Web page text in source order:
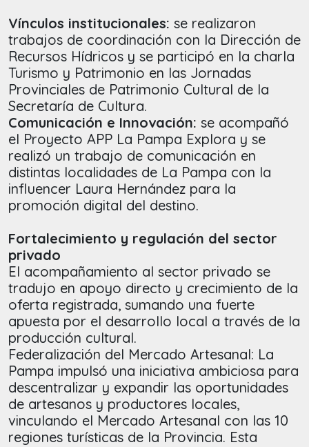
Vínculos institucionales: se realizaron
trabajos de coordinación con la Dirección de
Recursos Hídricos y se participó en la charla
Turismo y Patrimonio en las Jornadas
Provinciales de Patrimonio Cultural de la
Secretaría de Cultura.
Comunicación e Innovación: se acompañó
el Proyecto APP La Pampa Explora y se
realizó un trabajo de comunicación en
distintas localidades de La Pampa con la
influencer Laura Hernández para la
promoción digital del destino.
Fortalecimiento y regulación del sector
privado
El acompañamiento al sector privado se
tradujo en apoyo directo y crecimiento de la
oferta registrada, sumando una fuerte
apuesta por el desarrollo local a través de la
producción cultural.
Federalización del Mercado Artesanal: La
Pampa impulsó una iniciativa ambiciosa para
descentralizar y expandir las oportunidades
de artesanos y productores locales,
vinculando el Mercado Artesanal con las 10
regiones turísticas de la Provincia. Esta